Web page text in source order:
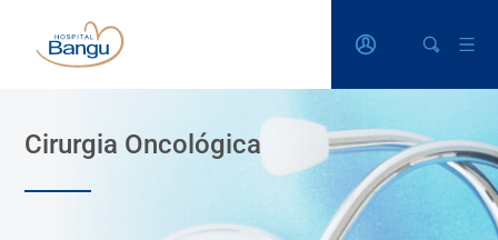
Cirurgia Oncológica